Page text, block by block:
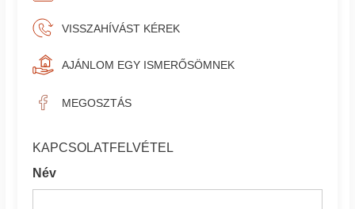
VISSZAHÍVÁST KÉREK
AJÁNLOM EGY ISMERŐSÖMNEK
MEGOSZTÁS
KAPCSOLATFELVÉTEL
Név